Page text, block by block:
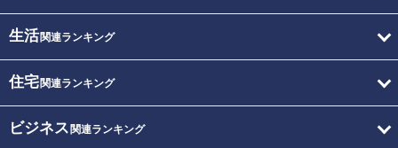
生活関連ランキング
住宅関連ランキング
ビジネス 関連ランキング